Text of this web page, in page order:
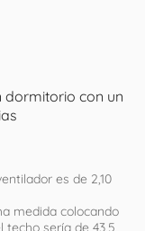
dormitorio con un
es de 2,10
medida colocando
sería de 43,5